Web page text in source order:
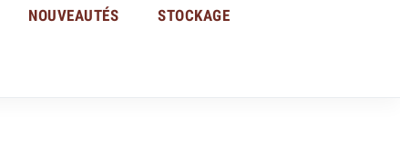
NOUVEAUTÉS STOCKAGE